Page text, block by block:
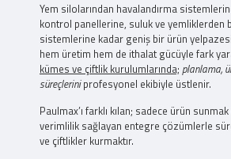
Yem silolarından havalandırma
kontrol panellerine, suluk ve yemliklerden
sistemlerine kadar geniş bir ürün
hem üretim hem de ithalat gücüyle fark
kümes ve çiftlik kurulumlarında; planlama,
süreçleriniprofesyonel ekibiyle üstlenir.
Paulmax’ı farklı kılan; sadece ürün
verimlilik sağlayan entegre çözümlerle
ve çiftlikler kurmaktır.